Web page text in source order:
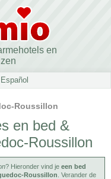
en
Español
Roussillon
en bed &
Roussillon
? Hieronder vind je een bed
Roussillon . Verander de